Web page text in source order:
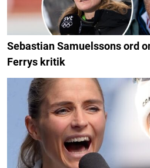
Sebastian Samuelssons ord
Ferrys kritik